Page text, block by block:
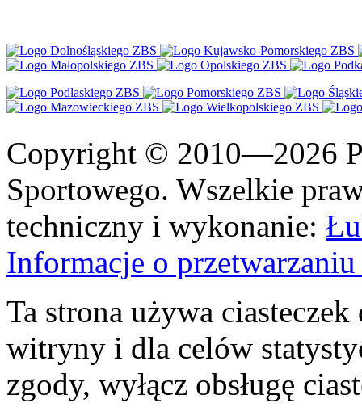
Copyright © 2010—2026
Sportowego. Wszelkie
techniczny i wykonanie:
Informacje o
Ta strona używa
witryny i dla celów
zgody, wyłącz obsługę